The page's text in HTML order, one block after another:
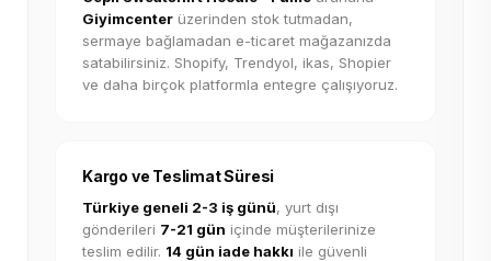
Giyimcenter üzerinden stok tutmadan,
sermaye bağlamadan e-ticaret mağazanızda
satabilirsiniz. Shopify, Trendyol, ikas, Shopier
ve daha birçok platformla entegre çalışıyoruz.
Kargo ve Teslimat Süresi
Türkiye geneli 2-3 iş günü, yurt dışı
gönderileri 7-21 gün içinde müşterilerinize
teslim edilir. 14 gün iade hakkı ile güvenli